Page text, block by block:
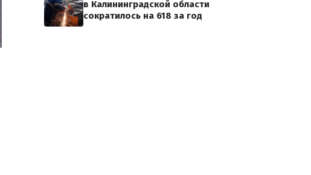
в Калининградской области
сократилось на 618 за год